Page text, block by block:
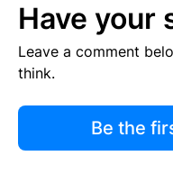
Have your
Leave a comment
think.
Be the